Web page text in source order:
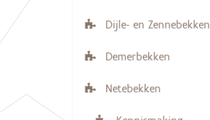
Dijle- en Zennebekken
Demerbekken
Netebekken